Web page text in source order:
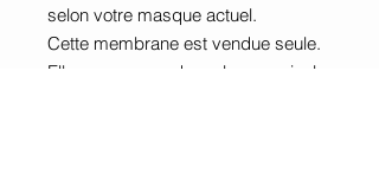
selon votre masque actuel.
Cette membrane est vendue seule.
Elle ne comprend pas la courroie, la